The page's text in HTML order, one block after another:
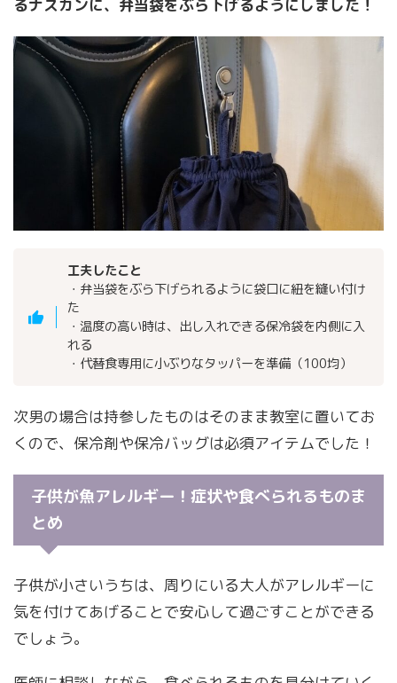
るナスカンに、弁当袋をぶら下げるようにしました！
工夫したこと
・弁当袋をぶら下げられるように袋口に紐を縫い付け
た
・温度の高い時は、出し入れできる保冷袋を内側に入
れる
・代替食専用に小ぶりなタッパーを準備（100均）
次男の場合は持参したものはそのまま教室に置いてお
くので、保冷剤や保冷バッグは必須アイテムでした！
子供が魚アレルギー！症状や食べられるものま
とめ
子供が小さいうちは、周りにいる大人がアレルギーに
気を付けてあげることで安心して過ごすことができる
でしょう。